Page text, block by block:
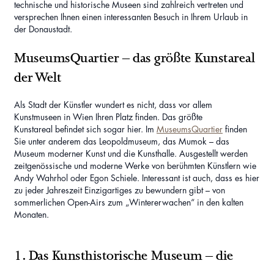
technische und historische Museen sind zahlreich vertreten und
versprechen Ihnen einen interessanten Besuch in Ihrem Urlaub in
der Donaustadt.
MuseumsQuartier – das größte Kunstareal
der Welt
Als Stadt der Künstler wundert es nicht, dass vor allem
Kunstmuseen in Wien Ihren Platz finden. Das größte
Kunstareal befindet sich sogar hier. Im MuseumsQuartier finden
Sie unter anderem das Leopoldmuseum, das Mumok – das
Museum moderner Kunst und die Kunsthalle. Ausgestellt werden
zeitgenössische und moderne Werke von berühmten Künstlern wie
Andy Wahrhol oder Egon Schiele. Interessant ist auch, dass es hier
zu jeder Jahreszeit Einzigartiges zu bewundern gibt – von
sommerlichen Open-Airs zum „Wintererwachen“ in den kalten
Monaten.
1. Das Kunsthistorische Museum – die